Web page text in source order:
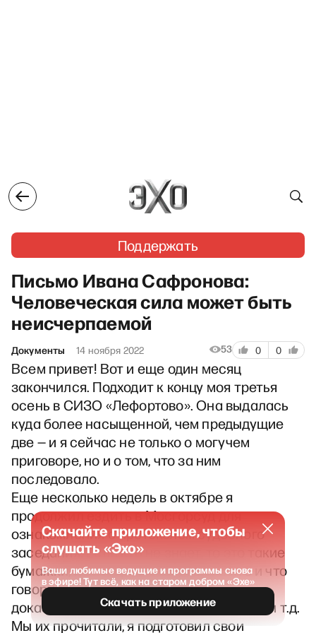
Поддержать
Письмо Ивана Сафронова:
Человеческая сила может быть
неисчерпаемой
Документы 14 ноября 2022 53 0 0
Всем привет! Вот и еще один месяц
закончился. Подходит к концу моя третья
осень в СИЗО «Лефортово». Она выдалась
куда более насыщенной, чем предыдущие
две — и я сейчас не только о могучем
приговоре, но и о том, что за ним
последовало.
Еще несколько недель в октябре я
продолжил ездить в Мосгорсуд для
ознакомления с протоколом судебного
заседания. Если кто не знает, то это такие
бумажки, на которых отображено кто и что
говорил в ходе процесса, какие
доказательства представляли стороны и т.д.
Мы их прочитали, я подготовил свои
Скачайте приложение, чтобы
слушать «Эхо»
Ваши любимые ведущие и программы снова
в эфире! Тут всё, как на старом добром «Эхе»
Скачать приложение